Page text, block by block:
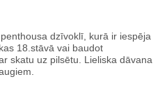
dzīvoklī, kurā ir iespēja
18.stāvā vai baudot
skatu uz pilsētu. Lieliska dāvana